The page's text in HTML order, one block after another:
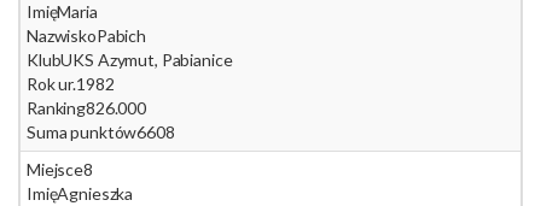
ImięMaria
NazwiskoPabich
KlubUKS Azymut, Pabianice
Rok ur.1982
Ranking826.000
Suma punktów6608
Miejsce8
ImięAgnieszka